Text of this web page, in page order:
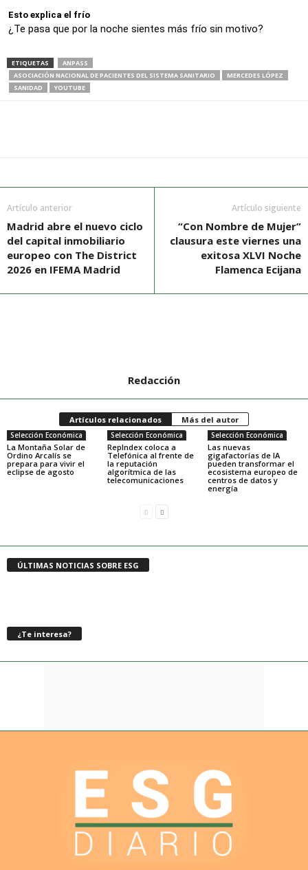
Esto explica el frío
¿Te pasa que por la noche sientes más frío sin motivo?
ETIQUETAS
ANPASS
ASOCIACIÓN NACIONAL DE PACIENTES DEL SISTEMA SANITARIO
MERCEDES LÓPEZ
SANIDAD
YOUTUBE
Artículo anterior
Madrid abre el nuevo ciclo
del capital inmobiliario
europeo con The District
2026 en IFEMA Madrid
Artículo siguiente
“Con Nombre de Mujer”
clausura este viernes una
exitosa XLVI Noche
Flamenca Ecijana
Redacción
Artículos relacionados Más del autor
Selección Económica
La Montaña Solar de
Ordino Arcalís se
prepara para vivir el
eclipse de agosto
Selección Económica
RepIndex coloca a
Telefónica al frente de
la reputación
algorítmica de las
telecomunicaciones
Selección Económica
Las nuevas
gigafactorías de IA
pueden transformar el
ecosistema europeo de
centros de datos y
energía
ÚLTIMAS NOTICIAS SOBRE ESG
¿Te interesa?